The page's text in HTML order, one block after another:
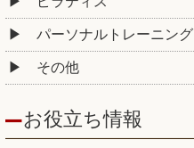
パーソナルトレーニング
その他
お役立ち情報